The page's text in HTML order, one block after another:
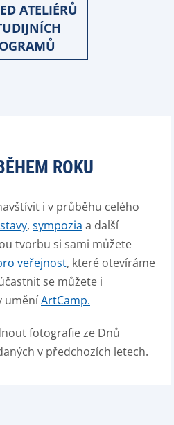
ATELIÉRŮ
ROKU
i v průběhu celého
, sympozia a další
tvorbu si sami můžete
veřejnost, které otevíráme
se můžete i
uměníArtCamp.
fotografie ze Dnů
v předchozích letech.